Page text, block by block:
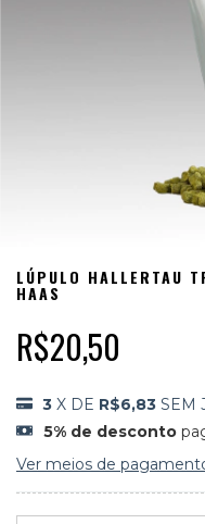
LÚPULO HALLERTAU
HAAS
R$20,50
3 X DE R$6,83 SEM
5% de desconto
Ver meios de